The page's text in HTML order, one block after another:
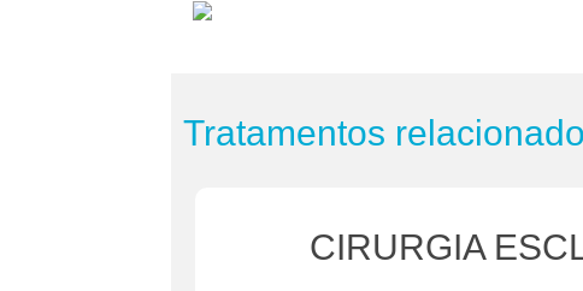
Tratamentos
CIRURGIA